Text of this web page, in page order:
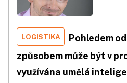
LOGISTIKA
Pohledem
způsobem může být v
využívána umělá